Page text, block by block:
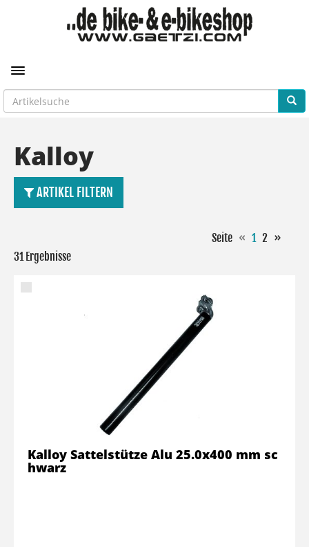
Toggle navigation
Kalloy
ARTIKEL FILTERN
Seite « 1 2 »
31 Ergebnisse
Kalloy Sattelstütze Alu 25.0x400 mm sc
hwarz